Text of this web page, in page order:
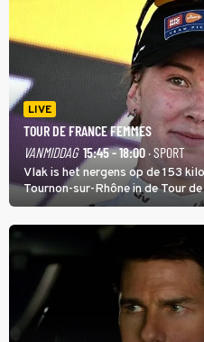
LIVE
TOUR DE FRANCE FEMMES
VANMIDDAG 15:45 - 18:00· SPORT
Vlak is het nergens op de 153
Tournon-sur-Rhône in de Tour
kans voor Nienke Vinke, die